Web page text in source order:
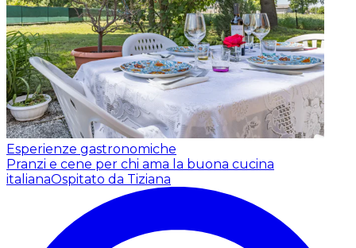
Esperienze gastronomiche
Pranzi e cene per chi ama la buona cucina
italianaOspitato da Tiziana